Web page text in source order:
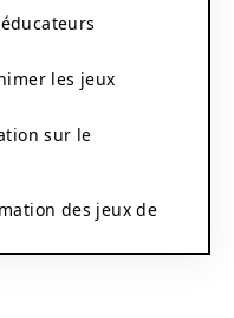
les jeux
sur le
des jeux de